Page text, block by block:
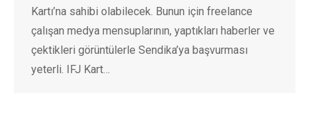
Kartı’na sahibi olabilecek. Bunun için freelance
çalışan medya mensuplarının, yaptıkları haberler ve
çektikleri görüntülerle Sendika’ya başvurması
yeterli. IFJ Kart…